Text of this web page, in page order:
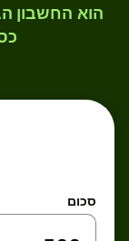
הוא החשבון
סכום